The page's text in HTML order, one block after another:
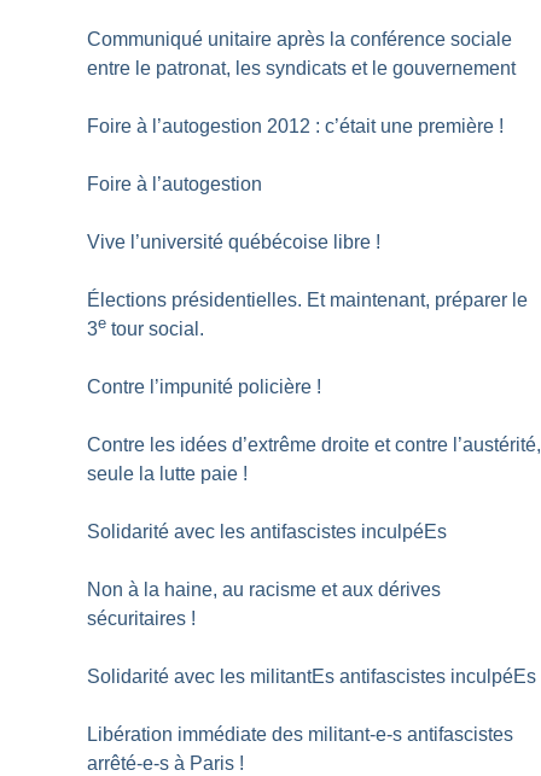
Communiqué unitaire après la conférence sociale
entre le patronat, les syndicats et le gouvernement
Foire à l’autogestion 2012 : c’était une première !
Foire à l’autogestion
Vive l’université québécoise libre !
Élections présidentielles. Et maintenant, préparer le
3e tour social.
Contre l’impunité policière !
Contre les idées d’extrême droite et contre l’austérité,
seule la lutte paie !
Solidarité avec les antifascistes inculpéEs
Non à la haine, au racisme et aux dérives
sécuritaires !
Solidarité avec les militantEs antifascistes inculpéEs
Libération immédiate des militant-e-s antifascistes
arrêté-e-s à Paris !